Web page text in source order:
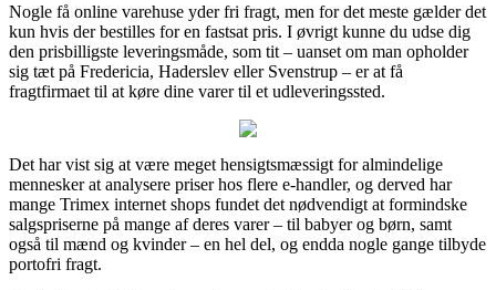
Nogle få online varehuse yder fri fragt, men for det meste gælder det
kun hvis der bestilles for en fastsat pris. I øvrigt kunne du udse dig
den prisbilligste leveringsmåde, som tit – uanset om man opholder
sig tæt på Fredericia, Haderslev eller Svenstrup – er at få
fragtfirmaet til at køre dine varer til et udleveringssted.
Det har vist sig at være meget hensigtsmæssigt for almindelige
mennesker at analysere priser hos flere e-handler, og derved har
mange Trimex internet shops fundet det nødvendigt at formindske
salgspriserne på mange af deres varer – til babyer og børn, samt
også til mænd og kvinder – en hel del, og endda nogle gange tilbyde
portofri fragt.